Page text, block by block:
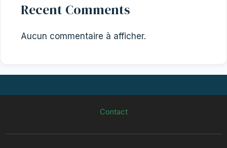
Recent Comments
Aucun commentaire à afficher.
Contact